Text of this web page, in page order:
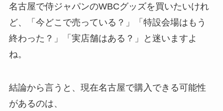
名古屋で侍ジャパンのWBCグッズを買いたいけれ
ど、「今どこで売っている？」「特設会場はもう
終わった？」「実店舗はある？」と迷いますよ
ね。
結論から言うと、現在名古屋で購入できる可能性
があるのは、